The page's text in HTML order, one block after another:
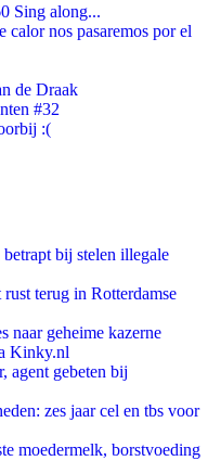
Sing along...
calor nos pasaremos por el
de Draak
#32
:(
bij stelen illegale
terug in Rotterdamse
naar geheime kazerne
Kinky.nl
agent gebeten bij
zes jaar cel en tbs voor
moedermelk, borstvoeding